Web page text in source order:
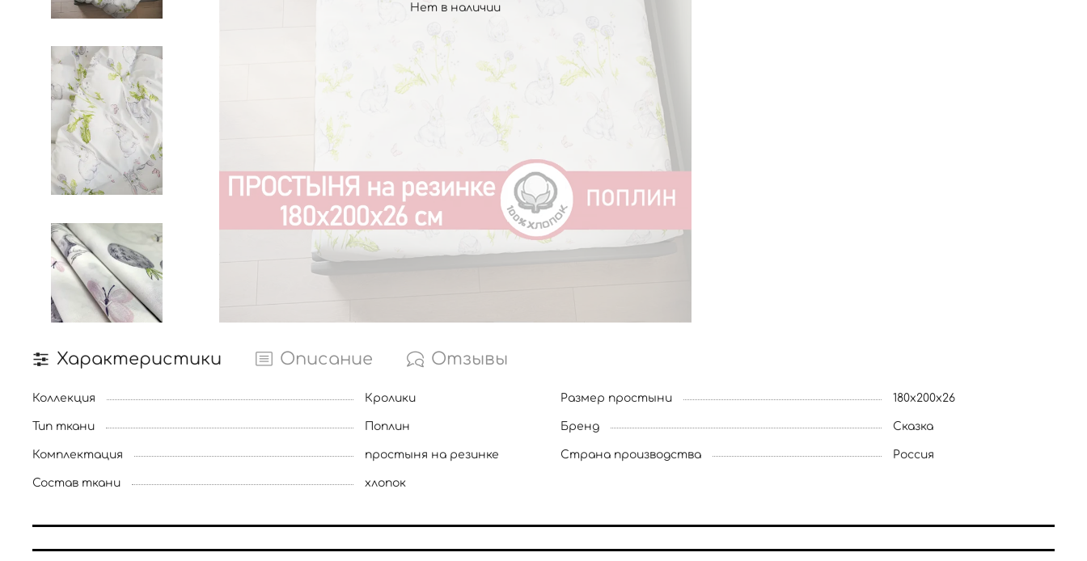
Нет в наличии
Характеристики Описание Отзывы
Коллекция Кролики Размер простыни 180x200x26
Тип ткани Поплин Бренд Сказка
Комплектация простыня на резинке Страна производства Россия
Состав ткани хлопок